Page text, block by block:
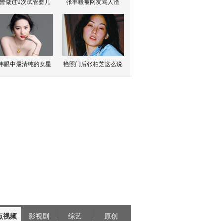
做过9次试管婴儿 张丰毅被网友骂人渣
眼中最清纯的女星 艳照门后张柏芝这么说
视频 影视剧 综艺 原创